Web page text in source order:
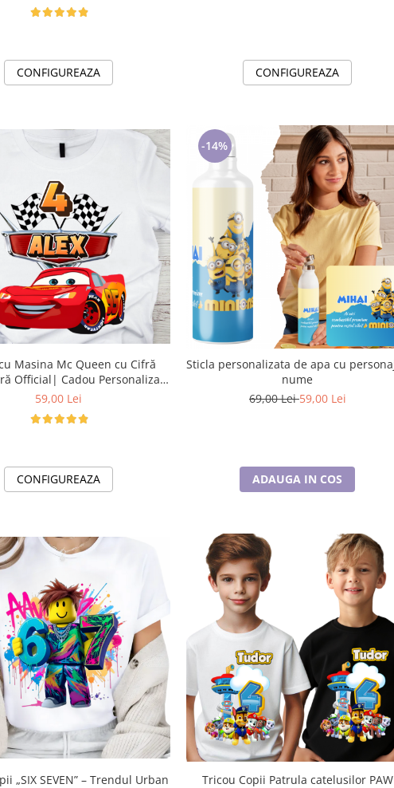
CONFIGUREAZA CONFIGUREAZA
Cifră
Official| Cadou Personalizat
e-CADOU
59,00 Lei
CONFIGUREAZA
-14%
Sticla personalizata de apa cu personaj și
nume
69,00 Lei59,00 Lei
ADAUGA IN COS
„SIX SEVEN” – Trendul Urban
Tricou Copii Patrula catelusilor PAW